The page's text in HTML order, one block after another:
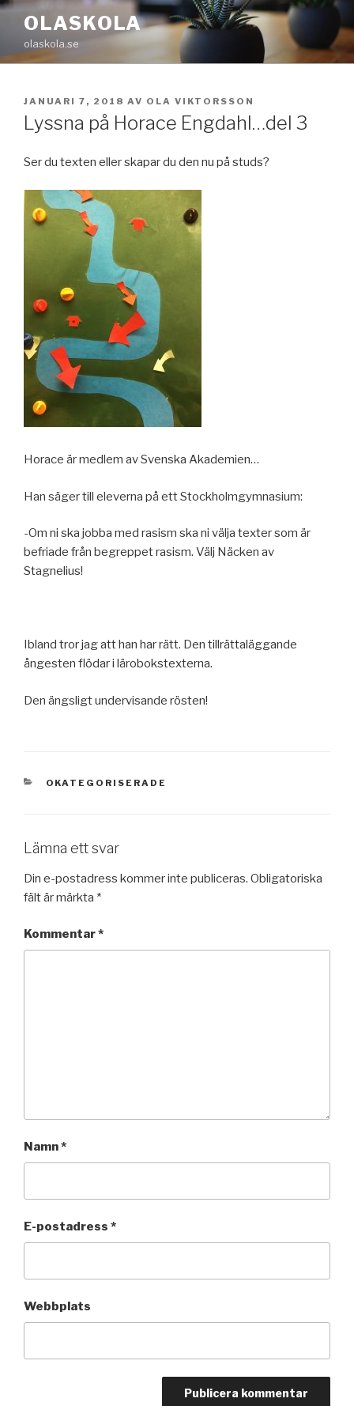
Hoppa
innehåll
OLASKOLA
olaskola.se
PUBLICERAT
JANUARI 7, 2018 AV OLA VIKTORSSON
Lyssna på Horace Engdahl…del 3
Ser du texten eller skapar du den nu på studs?
Horace är medlem av Svenska Akademien…
Han säger till eleverna på ett Stockholmgymnasium:
-Om ni ska jobba med rasism ska ni välja texter som är
befriade från begreppet rasism. Välj Näcken av
Stagnelius!
Ibland tror jag att han har rätt. Den tillrättaläggande
ångesten flödar i lärobokstexterna.
Den ängsligt undervisande rösten!
KATEGORIER
OKATEGORISERADE
Lämna ett svar
Din e-postadress kommer inte publiceras. Obligatoriska
fält är märkta *
Kommentar*
Namn*
E-postadress *
Webbplats